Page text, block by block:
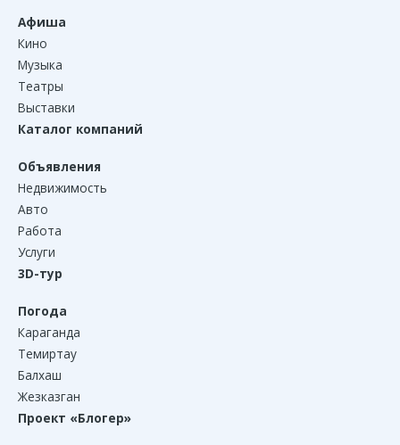
Афиша
Кино
Музыка
Театры
Выставки
Каталог компаний
Объявления
Недвижимость
Авто
Работа
Услуги
3D-тур
Погода
Караганда
Темиртау
Балхаш
Жезказган
Проект «Блогер»